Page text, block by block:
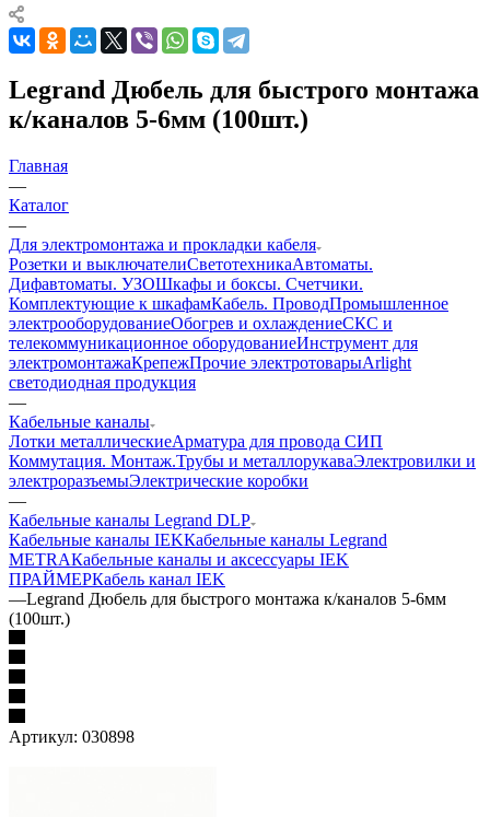
Legrand Дюбель для быстрого монтажа
к/каналов 5-6мм (100шт.)
Главная
—
Каталог
—
Для электромонтажа и прокладки кабеля
Розетки и выключателиСветотехникаАвтоматы.
Дифавтоматы. УЗОШкафы и боксы. Счетчики.
Комплектующие к шкафамКабель. ПроводПромышленное
электрооборудованиеОбогрев и охлаждениеСКС и
телекоммуникационное оборудованиеИнструмент для
электромонтажаКрепежПрочие электротоварыArlight
светодиодная продукция
—
Кабельные каналы
Лотки металлическиеАрматура для провода СИП
Коммутация. Монтаж.Трубы и металлорукаваЭлектровилки и
электроразъемыЭлектрические коробки
—
Кабельные каналы Legrand DLP
Кабельные каналы IEKКабельные каналы Legrand
METRAКабельные каналы и аксессуары IEK
ПРАЙМЕРКабель канал IEK
—Legrand Дюбель для быстрого монтажа к/каналов 5-6мм
(100шт.)
Артикул: 030898